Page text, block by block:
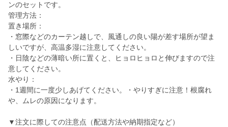
ンのセットです。
管理方法：
置き場所：
・窓際などのカーテン越しで、風通しの良い陽が差す場所が望ま
しいですが、高温多湿に注意してください。
・日陰などの薄暗い所に置くと、ヒョロヒョロと伸びますので注
意してください。
水やり：
・1週間に一度少しあげてください。・やりすぎに注意！根腐れ
や、ムレの原因になります。
▼注文に際しての注意点（配送方法や納期指定など）